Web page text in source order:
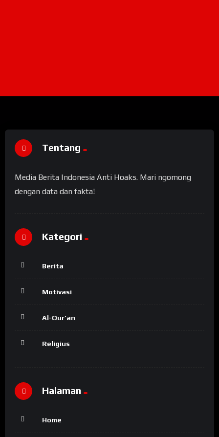
Tentang
Media Berita Indonesia Anti Hoaks. Mari ngomong
dengan data dan fakta!
Kategori
Berita
Motivasi
Al-Qur’an
Religius
Halaman
Home